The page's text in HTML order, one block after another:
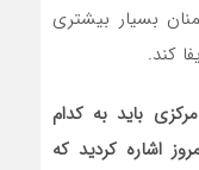
بسیار بیشتری
کند.
باید به کدام
اشاره کردید که